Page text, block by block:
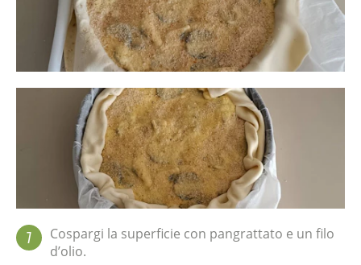
7
Cospargi la superficie con pangrattato e un filo
d’olio.